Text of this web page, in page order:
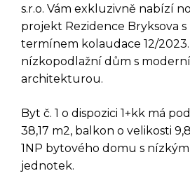
s.r.o. Vám exkluzivně nabízí
projekt Rezidence Bryksova
termínem kolaudace 12/2023.
nízkopodlažní dům s
architekturou.
Byt č. 1 o dispozici 1+kk má
38,17 m2, balkon o velikosti
1NP bytového domu s
jednotek.